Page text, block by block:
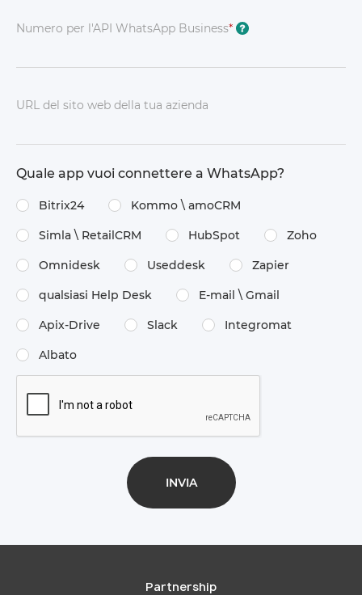
Numero per l'API WhatsApp Business* ?
URL del sito web della tua azienda
Quale app vuoi connettere a WhatsApp?
Bitrix24 Kommo \​ amoCRM
Simla \​ RetailCRM HubSpot Zoho
Omnidesk Useddesk Zapier
qualsiasi Help Desk E-mail \​ Gmail
Apix-Drive Slack Integromat
Albato
Partnership